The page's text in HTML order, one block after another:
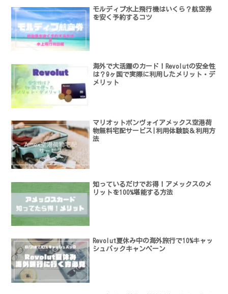
モルディブ水上飛行機はいくら？航空券
を安く予約するコツ
海外で大活躍のカード！Revolutの安全性
は？9ヶ国で実際に利用したメリット・デ
メリット
マリオットボンヴォイアメックス空港荷
物無料宅配サービス|利用体験談＆利用方
法
知っているだけでお得！アメックスのメ
リットを100%堪能する方法
Revolut夏休み中の海外旅行で10%キャッ
シュバックキャンペーン